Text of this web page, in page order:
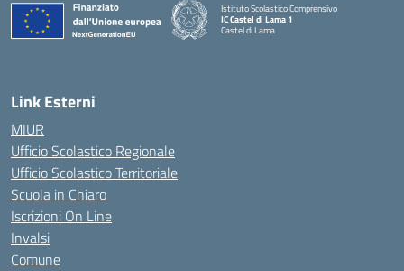
Istituto Scolastico Comprensivo
IC Castel di Lama 1
Castel di Lama
Link Esterni
MIUR
Ufficio Scolastico Regionale
Ufficio Scolastico Territoriale
Scuola in Chiaro
Iscrizioni On Line
Invalsi
Comune